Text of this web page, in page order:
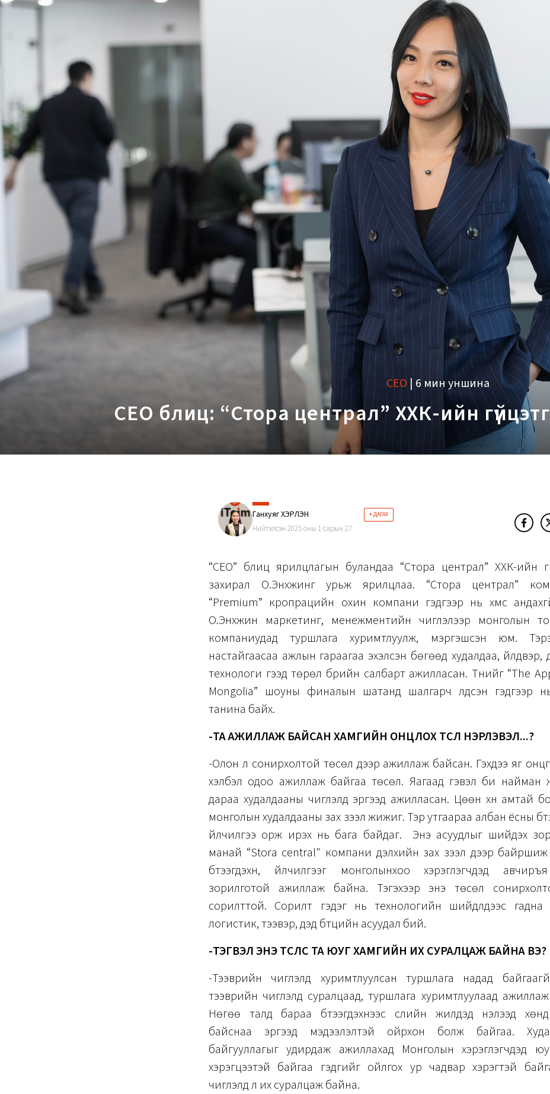
CEO | 6 мин уншина
CEO блиц: “Стора централ” ХХК-ийн
Ганхуяг ХЭРЛЭН + ДАГАХ
Нийтэлсэн 2025 оны 1 сарын 27
“CEO” блиц ярилцлагын буландаа “Стора централ” ХХК-ийн
захирал О.Энхжинг урьж ярилцлаа. “Стора централ”
“Premium” кропрацийн охин компани гэдгээр нь хүмүүс
О.Энхжин маркетинг, менежментийн чиглэлээр монголын
компаниудад туршлага хуримтлуулж, мэргэшсэн юм.
настайгаасаа ажлын гараагаа эхэлсэн бөгөөд худалдаа, үйлдвэр,
технологи гээд төрөл бүрийн салбарт ажилласан. Түүнийг “The
Mongolia” шоуны финалын шатанд шалгарч үлдсэн гэдгээр
танина байх.
-ТА АЖИЛЛАЖ БАЙСАН ХАМГИЙН ОНЦЛОХ ТӨСЛӨӨ НЭРЛЭВЭЛ...?
-Олон л сонирхолтой төсөл дээр ажиллаж байсан. Гэхдээ яг
хэлбэл одоо ажиллаж байгаа төсөл. Яагаад гэвэл би найман
дараа худалдааны чиглэлд эргээд ажилласан. Цөөн хүн амтай
монголын худалдааны зах зээл жижиг. Тэр утгаараа албан ёсны
үйлчилгээ орж ирэх нь бага байдаг. Энэ асуудлыг шийдэх
манай “Stora central" компани дэлхийн зах зээл дээр байршиж
бүтээгдэхүүн, үйлчилгээг монголынхоо хэрэглэгчдэд
зорилготой ажиллаж байна. Тэгэхээр энэ төсөл
сорилттой. Сорилт гэдэг нь технологийн шийдлүүдээс гадна
логистик, тээвэр, дэд бүтцийн асуудал бий.
-ТЭГВЭЛ ЭНЭ ТӨСЛӨӨС ТА ЮУГ ХАМГИЙН ИХ СУРАЛЦАЖ БАЙНА ВЭ?
-Тээврийн чиглэлд хуримтлуулсан туршлага надад
тээврийн чиглэлд суралцаад, туршлага хуримтлуулаад
Нөгөө талд бараа бүтээгдэхүүнээс сүүлийн жилүүдэд нэлээд
байснаа эргээд мэдээлэлтэй ойрхон болж байгаа.
байгууллагыг удирдаж ажиллахад Монголын хэрэглэгчдэд
хэрэгцээтэй байгаа гэдгийг ойлгох ур чадвар хэрэгтэй
чиглэлд л их суралцаж байна.